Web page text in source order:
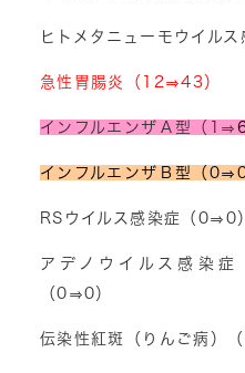
ヒトメタニューモウイル
急性胃腸炎（12⇒43）
インフルエンザＡ型（1⇒
インフルエンザＢ型（0⇒0
RSウイルス感染症（0⇒0
アデノウイルス感染症
（0⇒0）
伝染性紅斑（りんご病）